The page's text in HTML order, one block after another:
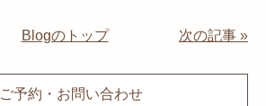
Blogのトップ 次の記事 »
ご予約・お問い合わせ